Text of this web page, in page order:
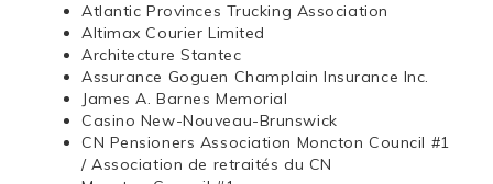
Atlantic Provinces Trucking Association
Altimax Courier Limited
Architecture Stantec
Assurance Goguen Champlain Insurance Inc.
James A. Barnes Memorial
Casino New-Nouveau-Brunswick
CN Pensioners Association Moncton Council #1
/ Association de retraités du CN